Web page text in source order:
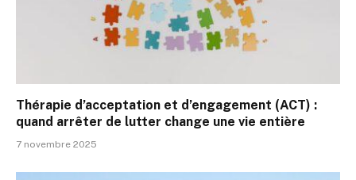
Thérapie d’acceptation et d’engagement (ACT) :
quand arrêter de lutter change une vie entière
7 novembre 2025